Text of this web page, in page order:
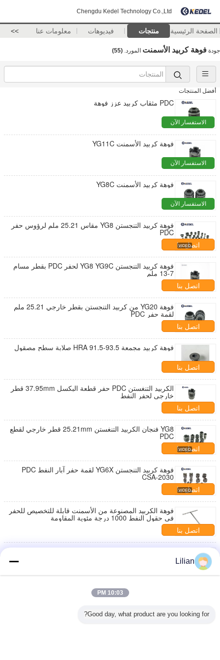
Chengdu Kedel Technology Co.,Ltd
الصفحة الرئيسية منتجات فيديوهات معلومات عنا >>
جودة فوهة كربيد الأسمنت المورد. (55)
أفضل المنتجات
PDC مثقاب كربيد عزز فوهة
الاستفسار الآن
فوهة كربيد الأسمنت YG11C
الاستفسار الآن
فوهة كربيد الأسمنت YG8C
الاستفسار الآن
فوهة كربيد التنجستن YG8 مقاس 25.21 ملم لرؤوس حفر
PDC
اتصل بنا
فوهة كربيد التنجستن YG8 YG9C لحفر PDC بقطر مسام
7-13 ملم
اتصل بنا
فوهة YG20 من كربيد التنجستن بقطر خارجي 25.21 ملم
لقمة حفر PDC
اتصل بنا
فوهة كربيد مجمعة HRA 91.5-93.5 صلابة سطح مصقول
اتصل بنا
الكربيد التنغستن PDC حفر قطعة البكسل 37.95mm قطر
خارجي لحفر النفط
اتصل بنا
YG8 فنجان الكربيد التنغستن 25.21mm قطر خارجي لقطع
PDC
اتصل بنا
فوهة كربيد التنجستن YG6X لقمة حفر آبار النفط PDC
CSA-2030
اتصل بنا
فوهة الكربيد المصنوعة من الأسمنت قابلة للتخصيص للحفر
في حقول النفط 1000 درجة مئوية المقاومة
اتصل بنا
اتصل بنا
اتصل بنا
Lilian
10:03 PM
Good day, what product are you looking for?